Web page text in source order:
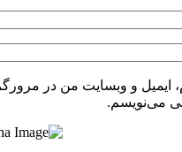
ایمیل و وبسایت من در
می‌نویسم.